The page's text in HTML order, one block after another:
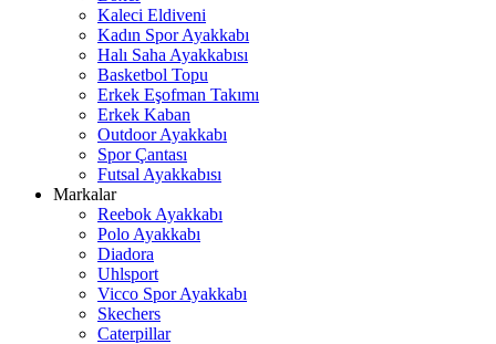
Kaleci Eldiveni
Kadın Spor Ayakkabı
Halı Saha Ayakkabısı
Basketbol Topu
Erkek Eşofman Takımı
Erkek Kaban
Outdoor Ayakkabı
Spor Çantası
Futsal Ayakkabısı
Markalar
Reebok Ayakkabı
Polo Ayakkabı
Diadora
Uhlsport
Vicco Spor Ayakkabı
Skechers
Caterpillar